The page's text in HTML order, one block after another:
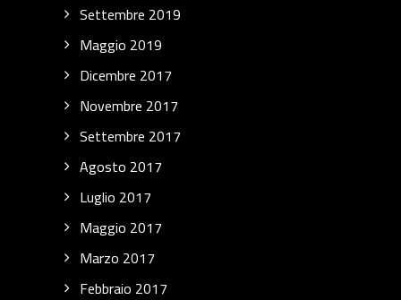
Settembre 2019
Maggio 2019
Dicembre 2017
Novembre 2017
Settembre 2017
Agosto 2017
Luglio 2017
Maggio 2017
Marzo 2017
Febbraio 2017